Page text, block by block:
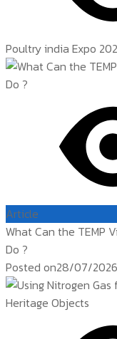
Poultry india Expo
Article
What Can the TEMP
Do ?
Posted on28/07/2026